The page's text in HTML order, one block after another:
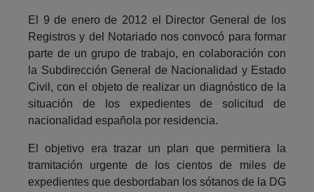
El 9 de enero de 2012 el Director General de los
Registros y del Notariado nos convocó para formar
parte de un grupo de trabajo, en colaboración con
la Subdirección General de Nacionalidad y Estado
Civil, con el objeto de realizar un diagnóstico de la
situación de los expedientes de solicitud de
nacionalidad española por residencia.
El objetivo era trazar un plan que permitiera la
tramitación urgente de los cientos de miles de
expedientes que desbordaban los sótanos de la DG